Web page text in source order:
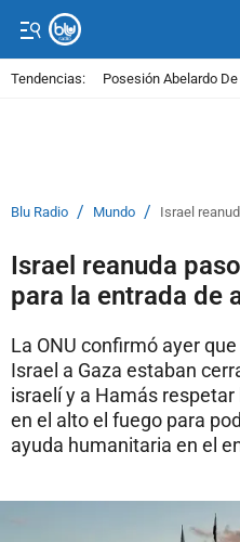
Tendencias: Posesión Abelardo
Blu Radio / Mundo / Israel
Israel reanuda
para la entrada de
La ONU confirmó ayer
Israel a Gaza estaban
israelí y a Hamás
en el alto el fuego para
ayuda humanitaria en el